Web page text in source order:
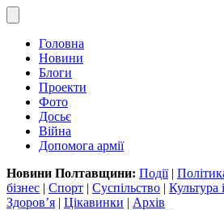
Головна
Новини
Блоги
Проекти
Фото
Досьє
Війна
Допомога армії
Новини Полтавщини: Події|
бізнес | Спорт | Суспільство | Культура
Здоров’я | Цікавинки | Архів